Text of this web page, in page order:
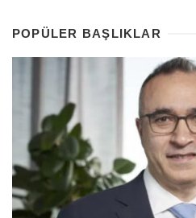
POPÜLER BAŞLIKLAR